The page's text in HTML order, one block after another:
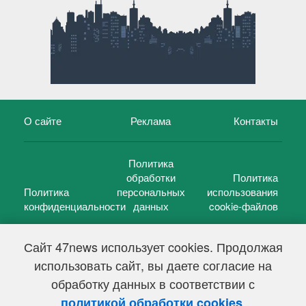
Сайт 47news использует cookies. Продолжая
использовать сайт, вы даете согласие на
обработку данных в соответствии с
.
О сайте Реклама Контакты
Политика
конфиденциальности
Политика
обработки
персональных
данных
Политика
использования
cookie-файлов
47 новостей (47 news)2005 — 2026 г.
Свидетельство о регистрации СМИ Эл № ФС 77-39848, выдано
Федеральной службой по надзору в сфере связи,